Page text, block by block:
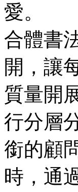
愛。
合體書
開，讓
質量
行分層
銜的
時，通